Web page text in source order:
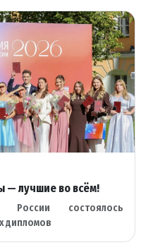
— лучшие во всём!
состоялось
дипломов